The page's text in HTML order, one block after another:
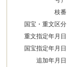
枝番
国宝・重文区分
重文指定年月日
国宝指定年月日
追加年月日